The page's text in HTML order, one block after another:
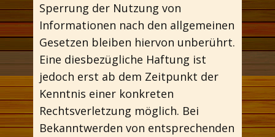
Sperrung der Nutzung von
Informationen nach den allgemeinen
Gesetzen bleiben hiervon unberührt.
Eine diesbezügliche Haftung ist
jedoch erst ab dem Zeitpunkt der
Kenntnis einer konkreten
Rechtsverletzung möglich. Bei
Bekanntwerden von entsprechenden